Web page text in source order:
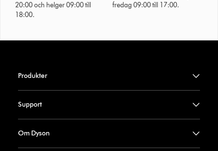
20:00 och helger 09:00 till
18:00.
fredag 09:00 till 17:00.
Produkter
Support
Om Dyson